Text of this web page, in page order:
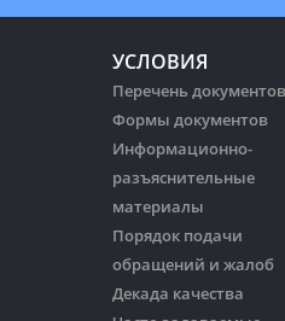
УСЛОВИЯ
Перечень документов
Формы документов
Информационно-
разъяснительные
материалы
Порядок подачи
обращений и жалоб
Декада качества